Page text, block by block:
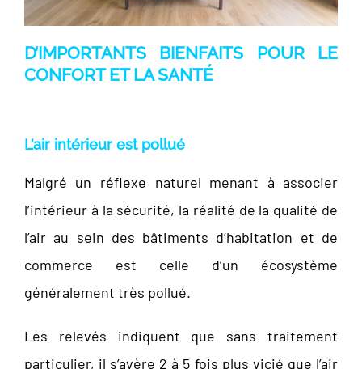
D’IMPORTANTS BIENFAITS POUR LE
CONFORT ET LA SANTÉ
L’air intérieur est pollué
Malgré un réflexe naturel menant à associer
l’intérieur à la sécurité, la réalité de la qualité de
l’air au sein des bâtiments d’habitation et de
commerce est celle d’un écosystème
généralement très pollué.
Les relevés indiquent que sans traitement
particulier, il s’avère 2 à 5 fois plus vicié que l’air